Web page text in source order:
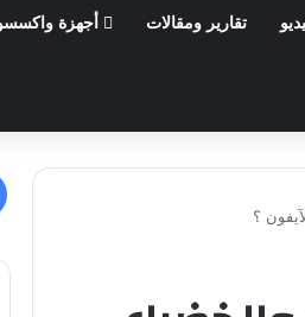
تقارير ومقالات أجهزة
؟